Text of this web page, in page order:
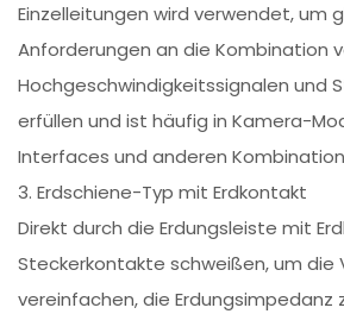
Einzelleitungen wird verwendet, um
Anforderungen an die Kombination
Hochgeschwindigkeitssignalen und
erfüllen und ist häufig in Kamera-
Interfaces und anderen
3. Erdschiene-Typ mit Erdkontakt
Direkt durch die Erdungsleiste mit
Steckerkontakte schweißen, um die
vereinfachen, die Erdungsimpedanz